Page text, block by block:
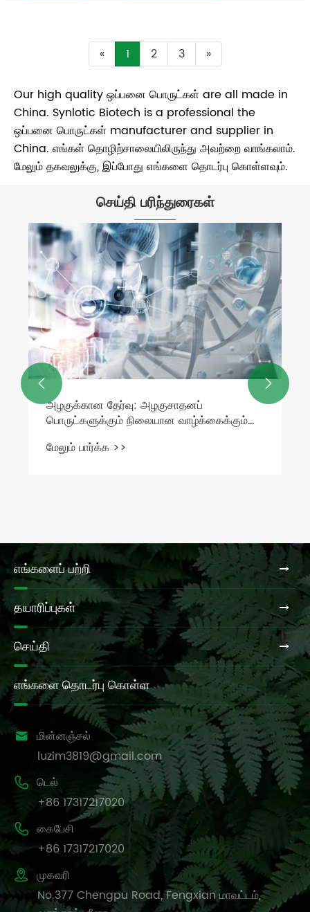
« 1 2 3 »
Our high quality ஒப்பனை பொருட்கள் are all made in
China. Synlotic Biotech is a professional the
ஒப்பனை பொருட்கள் manufacturer and supplier in
China. எங்கள் தொழிற்சாலையிலிருந்து அவற்றை வாங்கலாம்.
மேலும் தகவலுக்கு, இப்போது எங்களை தொடர்பு கொள்ளவும்.
செய்தி பரிந்துரைகள்
அழகுக்கான தேர்வு: அழகுசாதனப்
பொருட்களுக்கும் நிலையான வாழ்க்கைக்கும்
மேலும் பார்க்க >>
 
எங்களைப் பற்றி
தயாரிப்புகள்
செய்தி
எங்களை தொடர்பு கொள்ள
 மின்னஞ்சல்
luzim3819@gmail.com
 டெல்
+86 17317217020
 கைபேசி
+86 17317217020
 முகவரி
No.377 Chengpu Road, Fengxian மாவட்டம்,